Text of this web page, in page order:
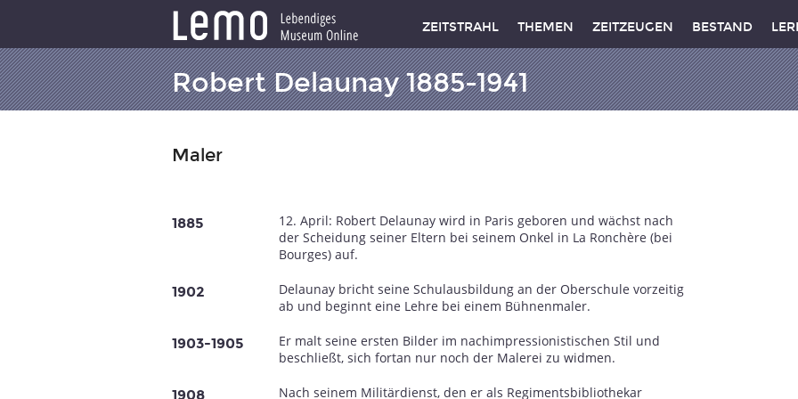
ZEITSTRAHL THEMEN ZEITZEUGEN BESTAND
Robert Delaunay 1885-1941
Maler
1885
12. April: Robert Delaunay wird in Paris geboren und wächst nach
der Scheidung seiner Eltern bei seinem Onkel in La Ronchère (bei
Bourges) auf.
1902
Delaunay bricht seine Schulausbildung an der Oberschule vorzeitig
ab und beginnt eine Lehre bei einem Bühnenmaler.
1903-1905
Er malt seine ersten Bilder im nachimpressionistischen Stil und
beschließt, sich fortan nur noch der Malerei zu widmen.
1908
Nach seinem Militärdienst, den er als Regimentsbibliothekar